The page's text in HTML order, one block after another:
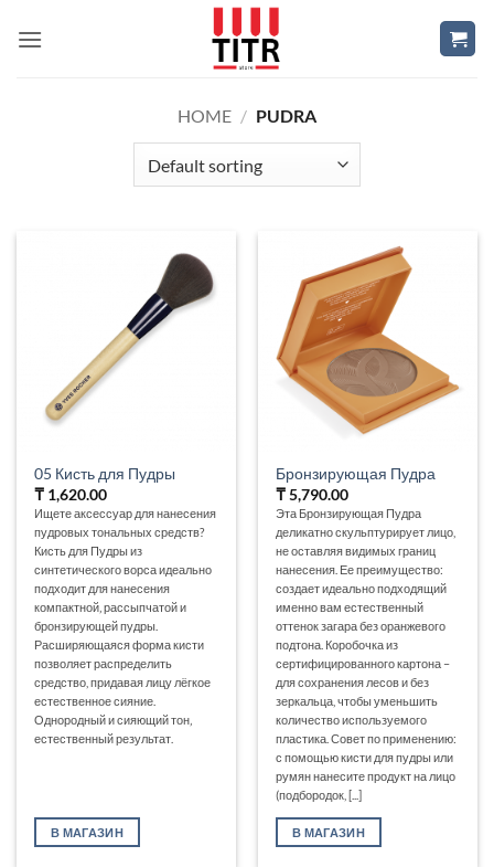
HOME / PUDRA
05 Кисть для Пудры
₸ 1,620.00
Ищете аксессуар для нанесения
пудровых тональных средств?
Кисть для Пудры из
синтетического ворса идеально
подходит для нанесения
компактной‚ рассыпчатой и
бронзирующей пудры.
Расширяющаяся форма кисти
позволяет распределить
средство, придавая лицу лёгкое
естественное сияние.
Однородный и сияющий тон‚
естественный результат.
В МАГАЗИН
Бронзирующая Пудра
₸5,790.00
Эта Бронзирующая Пудра
деликатно скульптурирует лицо,
не оставляя видимых границ
нанесения. Ее преимущество:
создает идеально подходящий
именно вам естественный
оттенок загара без оранжевого
подтона. Коробочка из
сертифицированного картона –
для сохранения лесов и без
зеркальца, чтобы уменьшить
количество используемого
пластика. Совет по применению:
с помощью кисти для пудры или
румян нанесите продукт на лицо
(подбородок, [...]
В МАГАЗИН